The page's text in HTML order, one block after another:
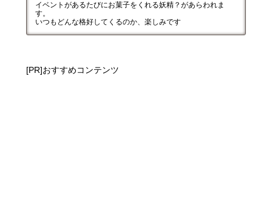
イベントがあるたびにお菓子をくれる妖精？があらわれま
す。
いつもどんな格好してくるのか、楽しみです
[PR]おすすめコンテンツ